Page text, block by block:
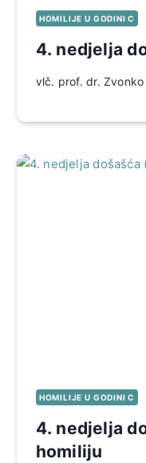
HOMILIJE U GODINI C
4. nedjelja
vlč. prof. dr. Zvonko
HOMILIJE U GODINI C
4. nedjelja
homiliju